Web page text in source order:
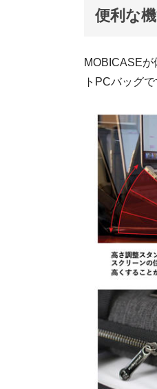
便利な
MOBICASE
トPCバッグ